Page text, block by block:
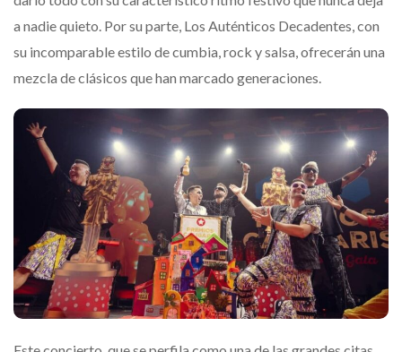
a nadie quieto. Por su parte, Los Auténticos Decadentes, con
su incomparable estilo de cumbia, rock y salsa, ofrecerán una
mezcla de clásicos que han marcado generaciones.